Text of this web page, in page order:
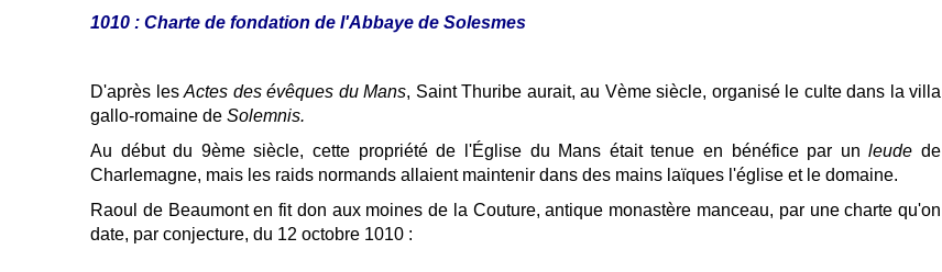
1010 : Charte de fondation de l'Abbaye de Solesmes
D'après lesActes des évêques du Mans, Saint Thuribe aurait, au Vème siècle, organisé le culte dans la villa
gallo-romaine de Solemnis.
Au début du 9ème siècle, cette propriété de l'Église du Mans était tenue en bénéfice par unleude de
Charlemagne, mais les raids normands allaient maintenir dans des mains laïques l'église et le domaine.
Raoul de Beaumont en fit don aux moines de la Couture, antique monastère manceau, par une charte qu'on
date, par conjecture, du 12 octobre 1010 :